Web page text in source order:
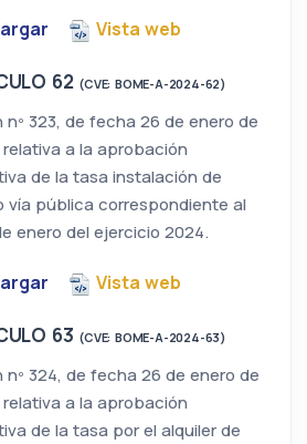
Vista web
62 (CVE: BOME-A-2024-62)
nº 323, de fecha 26 de enero de
a la aprobación
de la tasa instalación de
vía pública correspondiente al
enero del ejercicio 2024.
Vista web
63 (CVE: BOME-A-2024-63)
nº 324, de fecha 26 de enero de
a la aprobación
de la tasa por el alquiler de